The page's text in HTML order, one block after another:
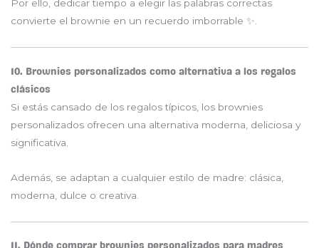
Por ello, dedicar tiempo a elegir las palabras correctas
convierte el brownie en un recuerdo imborrable ✨.
10. Brownies personalizados como alternativa a los regalos
clásicos
Si estás cansado de los regalos típicos, los brownies
personalizados ofrecen una alternativa moderna, deliciosa y
significativa.
Además, se adaptan a cualquier estilo de madre: clásica,
moderna, dulce o creativa.
11. Dónde comprar brownies personalizados para madres